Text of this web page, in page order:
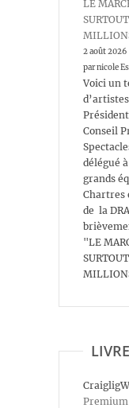
LE
2 août 2026
par nicole
Voici un
Conseil
délégué
grands
Chartres
de la
"LE